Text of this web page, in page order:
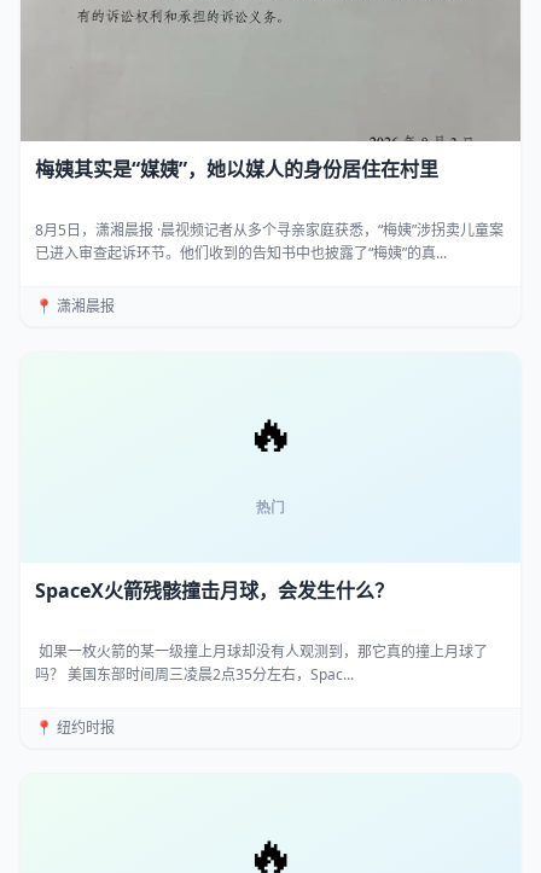
梅姨其实是“媒姨”，她以媒人的身份居住在村里
8月5日，潇湘晨报 ·晨视频记者从多个寻亲家庭获悉，“梅姨”涉拐卖儿童案
已进入审查起诉环节。他们收到的告知书中也披露了“梅姨”的真...
📍 潇湘晨报
SpaceX火箭残骸撞击月球，会发生什么？
​​​​​​​ 如果一枚火箭的某一级撞上月球却没有人观测到，那它真的撞上月球了
吗？ 美国东部时间周三凌晨2点35分左右，Spac...
📍 纽约时报